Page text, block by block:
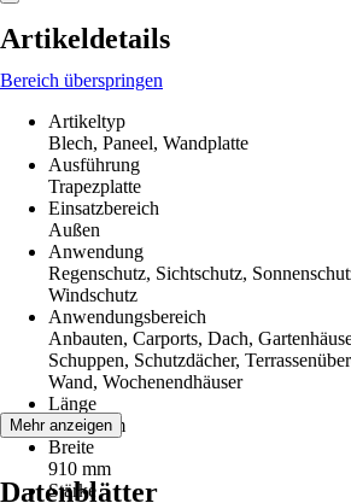
Artikeldetails
Bereich überspringen
Artikeltyp
Blech, Paneel, Wandplatte
Ausführung
Trapezplatte
Einsatzbereich
Außen
Anwendung
Regenschutz, Sichtschutz,
Windschutz
Anwendungsbereich
Anbauten, Carports, Dach,
Schuppen, Schutzdächer,
Wand, Wochenendhäuser
Länge
2 000 mm
Breite
910 mm
Stärke
Mehr anzeigen
Datenblätter